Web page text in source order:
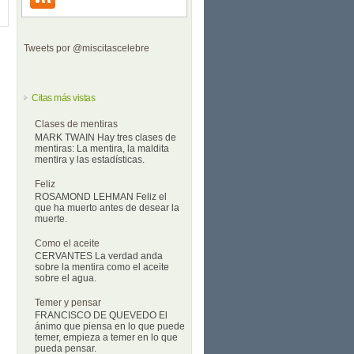
Tweets por @miscitascelebre
Citas más vistas
Clases de mentiras
MARK TWAIN Hay tres clases de
mentiras: La mentira, la maldita
mentira y las estadísticas.
Feliz
ROSAMOND LEHMAN Feliz el
que ha muerto antes de desear la
muerte.
Como el aceite
CERVANTES La verdad anda
sobre la mentira como el aceite
sobre el agua.
Temer y pensar
FRANCISCO DE QUEVEDO El
ánimo que piensa en lo que puede
temer, empieza a temer en lo que
pueda pensar.